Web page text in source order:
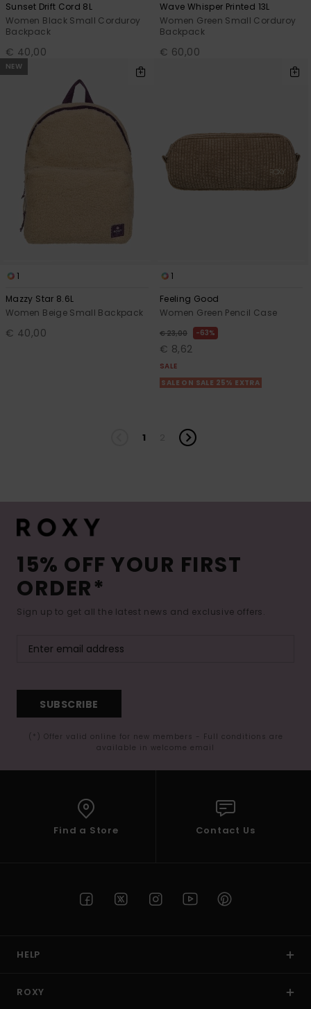
Sunset Drift Cord 8L
Women Black Small Corduroy
Backpack
€ 40,00
Wave Whisper Printed 13L
Women Green Small Corduroy
Backpack
€ 60,00
NEW
1
Mazzy Star 8.6L
Women Beige Small Backpack
€ 40,00
1
Feeling Good
Women Green Pencil Case
€ 23,00 63%
€ 8,62
SALE
SALE ON SALE 25% EXTRA
1
15% OFF YOUR FIRST
ORDER*
Sign up to get all the latest news and exclusive offers.
SUBSCRIBE
(*) Offer valid online for new members - Full conditions are
available in welcome email
Find a Store Contact Us
HELP
ROXY